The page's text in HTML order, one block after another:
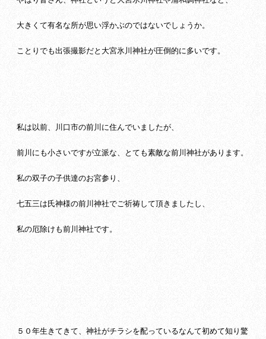
大きくて有名な所が思い浮かぶのではないでしょうか。
ことりでも出張撮影だと大宮氷川神社が圧倒的に多いです。
私は以前、川口市の前川に住んでいましたが、
前川にも小さいですが立派な、とても素敵な前川神社があります。
私の双子の子供達のお宮参り、
七五三は氏神様の前川神社でご祈祷して頂きましたし、
私の厄除けも前川神社です。
５０年生きてきて、神社がチラシを配っているなんて初めて知り驚